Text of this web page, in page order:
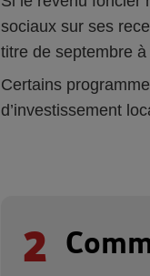
sociaux sur ses
titre de septembre à
Certains
d’investissement
2